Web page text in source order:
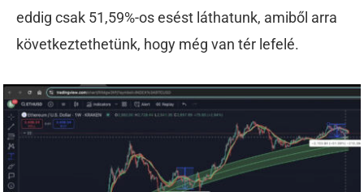
eddig csak 51,59%-os esést láthatunk, amiből arra
következtethetünk, hogy még van tér lefelé.